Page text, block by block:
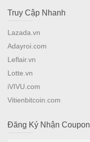
Truy Cập Nhanh
Lazada.vn
Adayroi.com
Leflair.vn
Lotte.vn
iVIVU.com
Vitienbitcoin.com
Đăng Ký Nhận Coupon